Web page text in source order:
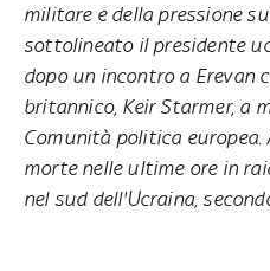
militare e della pressione
sottolineato il presidente
dopo un incontro a Erevan
britannico, Keir Starmer, a
Comunità politica europea.
morte nelle ultime ore in
nel sud dell'Ucraina,